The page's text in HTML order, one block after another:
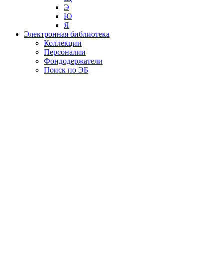
Э
Ю
Я
Электронная библиотека
Коллекции
Персоналии
Фондодержатели
Поиск по ЭБ